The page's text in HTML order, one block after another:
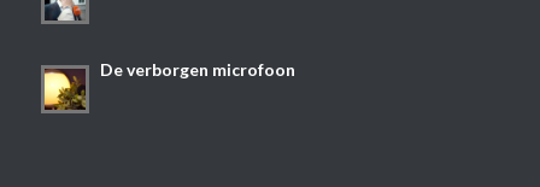
De verborgen microfoon